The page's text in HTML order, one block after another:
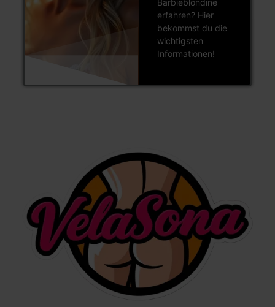
Barbieblondine
erfahren? Hier
bekommst du die
wichtigsten
Informationen!